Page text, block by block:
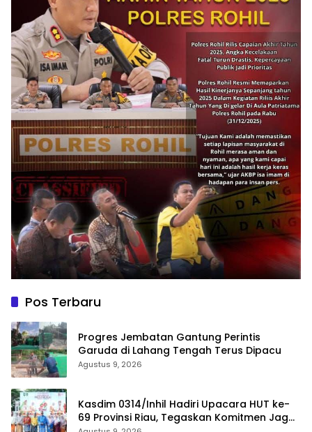
Pos Terbaru
Progres Jembatan Gantung Perintis
Garuda di Lahang Tengah Terus Dipacu
Agustus 9, 2026
Kasdim 0314/Inhil Hadiri Upacara HUT ke-
69 Provinsi Riau, Tegaskan Komitmen Jaga